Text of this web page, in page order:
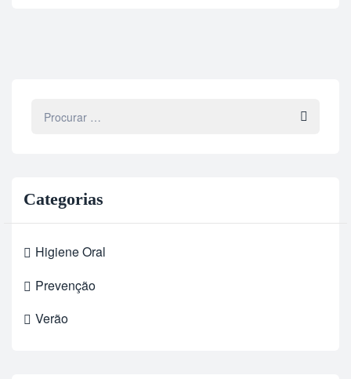
Categorias
Higiene Oral
Prevenção
Verão